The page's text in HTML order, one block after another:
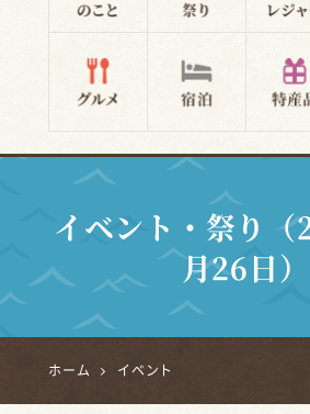
イベント・祭り（
月26日）
ホーム イベント